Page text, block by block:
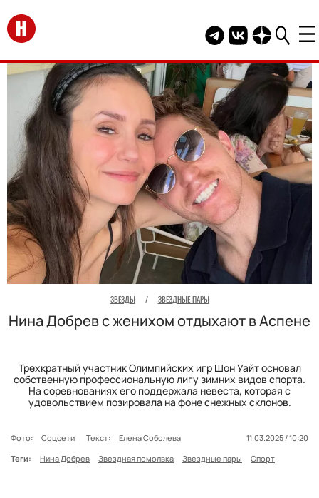
Перейти на главную
Telegram канал
Группа HELLO
Канал
ЗВЕЗДЫ / ЗВЕЗДНЫЕ ПАРЫ
Нина Добрев с женихом отдыхают в Аспене
Трехкратный участник Олимпийских игр Шон Уайт основал
собственную профессиональную лигу зимних видов спорта.
На соревнованиях его поддержала невеста, которая с
удовольствием позировала на фоне снежных склонов.
Фото: Соцсети Текст: Елена Соболева
11.03.2025 / 10:20
Теги:
Нина Добрев Звездная помолвка Звездные пары Спорт